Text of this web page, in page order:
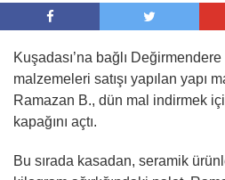
Kuşadası’na bağlı
malzemeleri satışı yapılan yapı
Ramazan B., dün mal indirmek
kapağını açtı.
Bu sırada kasadan, seramik